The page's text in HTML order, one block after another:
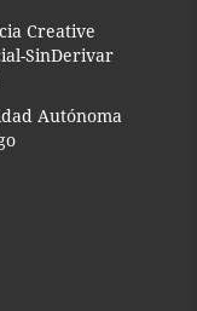
Creative
SinDerivar
Autónoma